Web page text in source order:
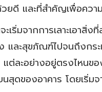
วยดี และที่สำคัญเพื่อค
เริ่มจากการเลาะเอาสิ่
ละสุขภัณฑ์ไปจนถึงกระ
ต่ละอย่างอยู่ตรงไหนขอ
ดของอาคาร โดยเริ่ม